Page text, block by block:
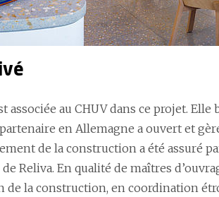
associée au CHUV dans ce projet.
en Allemagne a ouvert et
de la construction a été assuré
Reliva. En qualité de maîtres
de la construction, en coordination